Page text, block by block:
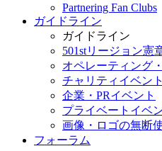
Partnering Fan Clubs
ガイドライン
ガイドライン
501stリージョン憲
オペレーティング
チャリティイベント
企業・PRイベント
プライベートイベ
画像・ロゴの無断
フォーラム